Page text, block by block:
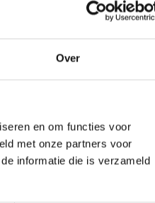
Over
en om functies voor
met onze partners voor
informatie die is verzameld